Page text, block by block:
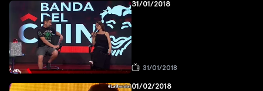
31/01/2018
31/01/2018
01/02/2018